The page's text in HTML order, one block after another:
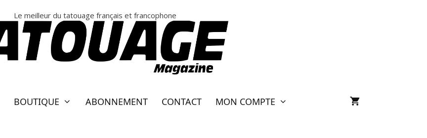
Le meilleur du tatouage français et francophone
BOUTIQUE ABONNEMENT CONTACT MON COMPTE